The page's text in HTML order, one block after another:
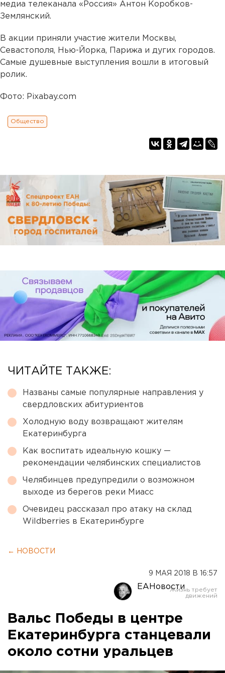
медиа телеканала «Россия» Антон Коробков-
Землянский.
В акции приняли участие жители Москвы,
Севастополя, Нью-Йорка, Парижа и дугих городов.
Самые душевные выступления вошли в итоговый
ролик.
Фото: Pixabay.com
Общество
ЧИТАЙТЕ ТАКЖЕ:
Названы самые популярные направления у
свердловских абитуриентов
Холодную воду возвращают жителям
Екатеринбурга
Как воспитать идеальную кошку —
рекомендации челябинских специалистов
Челябинцев предупредили о возможном
выходе из берегов реки Миасс
Очевидец рассказал про атаку на склад
Wildberries в Екатеринбурге
← НОВОСТИ
9 МАЯ 2018 В 16:57
ЕАНовости
Вальс Победы в центре
Екатеринбурга станцевали
около сотни уральцев